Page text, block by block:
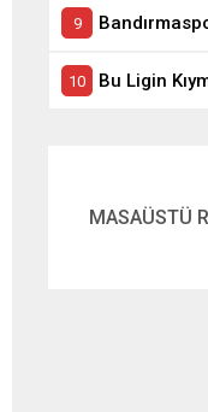
Bu Ligin
MASAÜSTÜ